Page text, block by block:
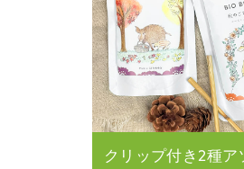
クリップ付き2種ア